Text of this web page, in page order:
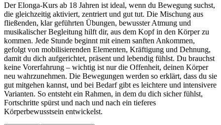
Der Elonga-Kurs ab 18 Jahren ist ideal, wenn du Bewegung suchst,
die gleichzeitig aktiviert, zentriert und gut tut. Die Mischung aus
fließenden, klar geführten Übungen, bewusster Atmung und
musikalischer Begleitung hilft dir, aus dem Kopf in den Körper zu
kommen. Jede Stunde beginnt mit einem sanften Ankommen,
gefolgt von mobilisierenden Elementen, Kräftigung und Dehnung,
damit du dich aufgerichtet, präsent und lebendig fühlst. Du brauchst
keine Vorerfahrung – wichtig ist nur die Offenheit, deinen Körper
neu wahrzunehmen. Die Bewegungen werden so erklärt, dass du sie
gut mitgehen kannst, und bei Bedarf gibt es leichtere und intensivere
Varianten. So entsteht ein Rahmen, in dem du dich sicher fühlst,
Fortschritte spürst und nach und nach ein tieferes
Körperbewusstsein entwickelst.